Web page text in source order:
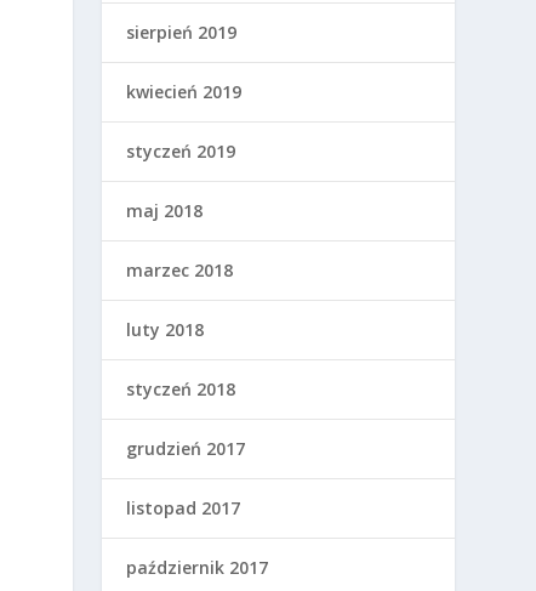
sierpień 2019
kwiecień 2019
styczeń 2019
maj 2018
marzec 2018
luty 2018
styczeń 2018
grudzień 2017
listopad 2017
październik 2017